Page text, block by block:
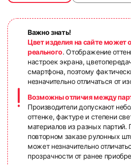
Важно знать!
Цвет изделия на сайте может
реального. Отображение
настроек экрана,
смартфона, поэтому
незначительно отличаться от
Возможны отличия между
Производители допускают
оттенке, фактуре и степени
материалов из разных партий.
повторном заказе рулонных
может незначительно
прозрачности от ранее